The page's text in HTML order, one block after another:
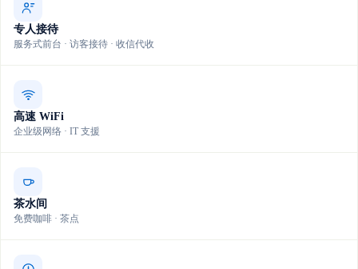
专人接待
服务式前台 · 访客接待 · 收信代收
高速 WiFi
企业级网络 · IT 支援
茶水间
免费咖啡 · 茶点